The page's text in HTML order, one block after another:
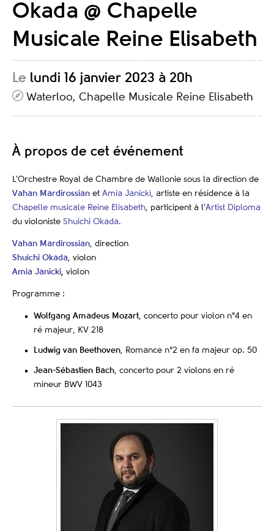
Okada @ Chapelle
Musicale Reine Elisabeth
Le lundi 16 janvier 2023 à 20h
Waterloo, Chapelle Musicale Reine Elisabeth
À propos de cet événement
L’Orchestre Royal de Chambre de Wallonie sous la direction de
Vahan Mardirossian et Amia Janicki, artiste en résidence à la
Chapelle musicale Reine Elisabeth, participent à l’Artist Diploma
du violoniste Shuichi Okada.
Vahan Mardirossian, direction
Shuichi Okada, violon
Amia Janicki, violon
Programme :
Wolfgang Amadeus Mozart, concerto pour violon n°4 en
ré majeur, KV 218
Ludwig van Beethoven, Romance n°2 en fa majeur op. 50
Jean-Sébastien Bach, concerto pour 2 violons en ré
mineur BWV 1043